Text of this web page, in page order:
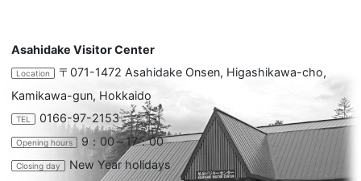
Asahidake Visitor Center
Location
〒071-1472 Asahidake Onsen, Higashikawa-cho,
Kamikawa-gun, Hokkaido
TEL 0166-97-2153
Opening hours 9：00～17：00
Closing day New Year holidays